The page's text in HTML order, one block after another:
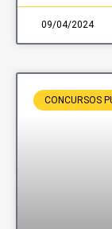
09/04/2024
CONCURSOS